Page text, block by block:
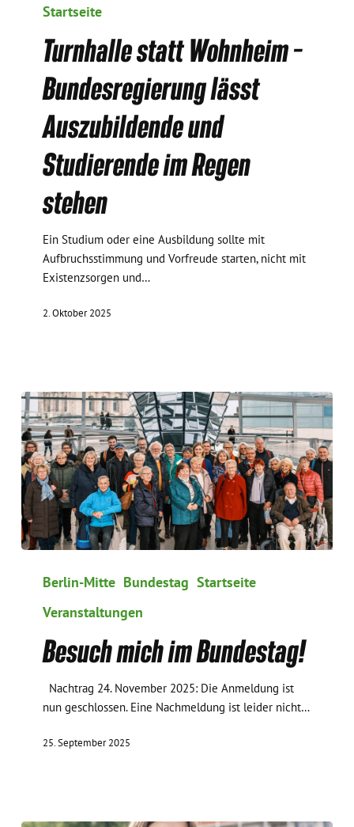
stehen
Startseite
Turnhalle statt Wohnheim –
Bundesregierung lässt
Auszubildende und
Studierende im Regen
stehen
Ein Studium oder eine Ausbildung sollte mit
Aufbruchsstimmung und Vorfreude starten, nicht mit
Existenzsorgen und…
2. Oktober 2025
mich
Bundestag!
Berlin-Mitte Bundestag Startseite
Veranstaltungen
Besuch mich im Bundestag!
Nachtrag 24. November 2025: Die Anmeldung ist
nun geschlossen. Eine Nachmeldung ist leider nicht…
25. September 2025